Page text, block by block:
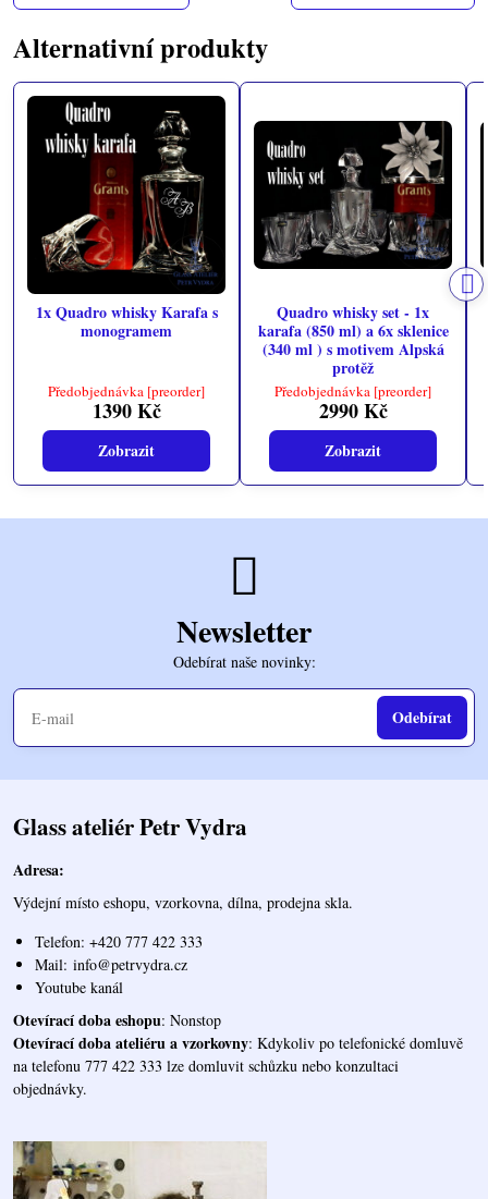
Alternativní produkty
1x Quadro whisky Karafa s
monogramem
Předobjednávka [preorder]
1390 Kč
Zobrazit
Quadro whisky set - 1x
karafa (850 ml) a 6x sklenice
(340 ml ) s motivem Alpská
protěž
Předobjednávka [preorder]
2990 Kč
Zobrazit
Newsletter
Odebírat naše novinky:
Odebírat
Glass ateliér Petr Vydra
Adresa:
Výdejní místo eshopu, vzorkovna, dílna, prodejna skla.
Telefon: +420 777 422 333
Mail: info@petrvydra.cz
Youtube kanál
Otevírací doba eshopu: Nonstop
Otevírací doba ateliéru a vzorkovny: Kdykoliv po telefonické domluvě
na telefonu 777 422 333 lze domluvit schůzku nebo konzultaci
objednávky.